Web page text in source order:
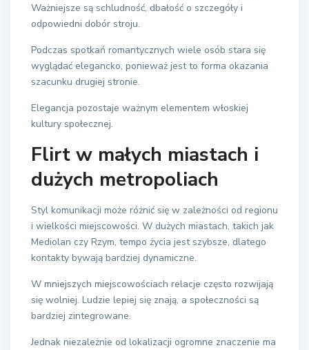
Ważniejsze są schludność, dbałość o szczegóły i
odpowiedni dobór stroju.
Podczas spotkań romantycznych wiele osób stara się
wyglądać elegancko, ponieważ jest to forma okazania
szacunku drugiej stronie.
Elegancja pozostaje ważnym elementem włoskiej
kultury społecznej.
Flirt w małych miastach i
dużych metropoliach
Styl komunikacji może różnić się w zależności od regionu
i wielkości miejscowości. W dużych miastach, takich jak
Mediolan czy Rzym, tempo życia jest szybsze, dlatego
kontakty bywają bardziej dynamiczne.
W mniejszych miejscowościach relacje często rozwijają
się wolniej. Ludzie lepiej się znają, a społeczności są
bardziej zintegrowane.
Jednak niezależnie od lokalizacji ogromne znaczenie ma